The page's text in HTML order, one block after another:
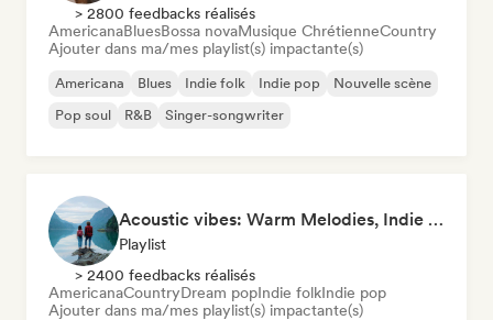
> 2800 feedbacks réalisés
AmericanaBluesBossa novaMusique ChrétienneCountry
Ajouter dans ma/mes playlist(s) impactante(s)
Americana Blues Indie folk Indie pop
Nouvelle scène
Pop soul
R&B Singer-songwriter
Acoustic vibes: Warm Melodies, Indie Folk & Singer-Songwriter 🏞️
Playlist
> 2400 feedbacks réalisés
AmericanaCountryDream popIndie folkIndie pop
Ajouter dans ma/mes playlist(s) impactante(s)